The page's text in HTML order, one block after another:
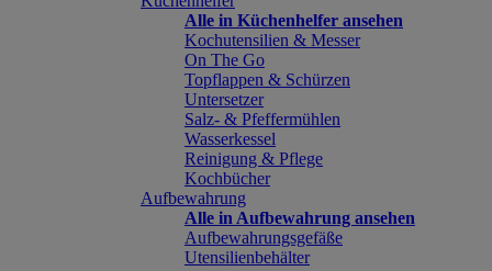
Alle in Küchenhelfer ansehen
Kochutensilien & Messer
On The Go
Topflappen & Schürzen
Untersetzer
Salz- & Pfeffermühlen
Wasserkessel
Reinigung & Pflege
Kochbücher
Aufbewahrung
Alle in Aufbewahrung ansehen
Aufbewahrungsgefäße
Utensilienbehälter